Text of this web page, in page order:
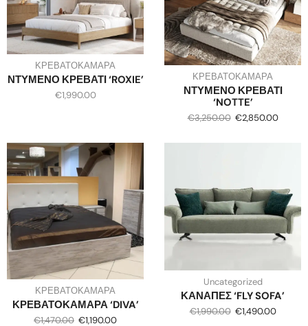
ΚΡΕΒΑΤΟΚΑΜΑΡΑ
ΝΤΥΜΕΝΟ ΚΡΕΒΑΤΙ ‘ROXIE’
€1,990.00
ΚΡΕΒΑΤΟΚΑΜΑΡΑ
ΝΤΥΜΕΝΟ ΚΡΕΒΑΤΙ
‘NOTTE’
€3,250.00 €2,850.00
ΚΡΕΒΑΤΟΚΑΜΑΡΑ
ΚΡΕΒΑΤΟΚΑΜΑΡΑ ‘DIVA’
€1,470.00 €1,190.00
Uncategorized
ΚΑΝΑΠΕΣ ‘FLY SOFA’
€1,990.00 €1,490.00